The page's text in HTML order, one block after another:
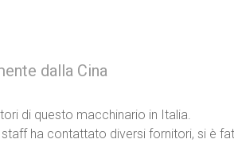
dalla Cina
di questo macchinario in Italia.
ha contattato diversi fornitori, si è